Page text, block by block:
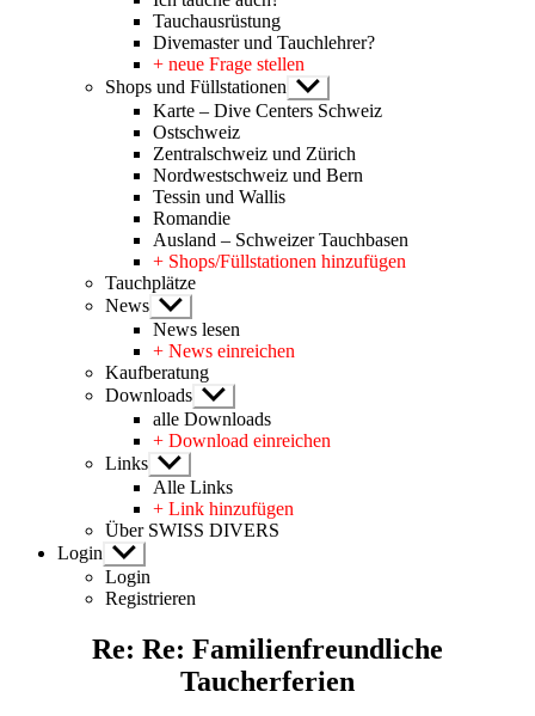
Tauchausrüstung
Divemaster und Tauchlehrer?
+ neue Frage stellen
Shops und Füllstationen Untermenü
anzeigen
Karte – Dive Centers Schweiz
Ostschweiz
Zentralschweiz und Zürich
Nordwestschweiz und Bern
Tessin und Wallis
Romandie
Ausland – Schweizer Tauchbasen
+ Shops/Füllstationen hinzufügen
Tauchplätze
News Untermenü
anzeigen
News lesen
+ News einreichen
Kaufberatung
Downloads Untermenü
anzeigen
alle Downloads
+ Download einreichen
Links Untermenü
anzeigen
Alle Links
+ Link hinzufügen
Über SWISS DIVERS
Login Untermenü
anzeigen
Login
Registrieren
Re: Re: Familienfreundliche
Taucherferien